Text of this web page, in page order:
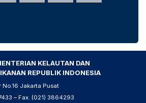
KELAUTAN DAN
REPUBLIK INDONESIA
No.16 Jakarta Pusat
– Fax. (021) 3864293